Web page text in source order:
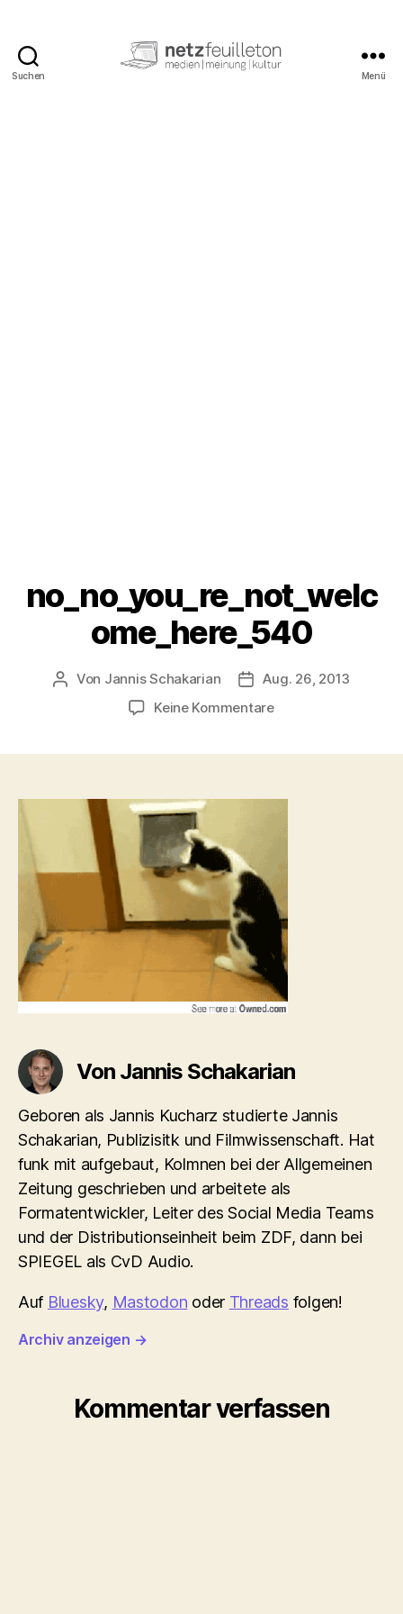
Suchen Menü
no_no_you_re_not_welc
ome_here_540
Beitragsautor
Von Jannis Schakarian Veröffentlichungsdatum
Aug. 26, 2013
Keine Kommentarezu
Von Jannis Schakarian
Geboren als Jannis Kucharz studierte Jannis
Schakarian, Publizisitk und Filmwissenschaft. Hat
funk mit aufgebaut, Kolmnen bei der Allgemeinen
Zeitung geschrieben und arbeitete als
Formatentwickler, Leiter des Social Media Teams
und der Distributionseinheit beim ZDF, dann bei
SPIEGEL als CvD Audio.
Auf Bluesky, Mastodon oder Threads folgen!
Archiv anzeigen →
Kommentar verfassen